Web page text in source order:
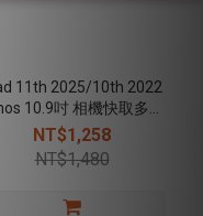
11th 2025/10th 2022
10.9吋 相機快取多角
疊布紋皮套(筆槽+磁扣)
- 櫻花粉
NT$1,258
NT$1,480